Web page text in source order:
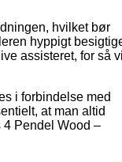
hvilket bør
hyppigt
assisteret, for så
i forbindelse med
at man altid
4 Pendel Wood –